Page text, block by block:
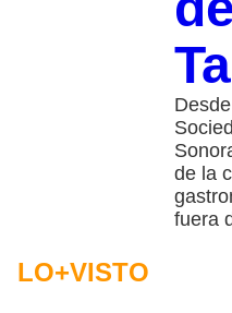
de la
fuera
LO+VISTO